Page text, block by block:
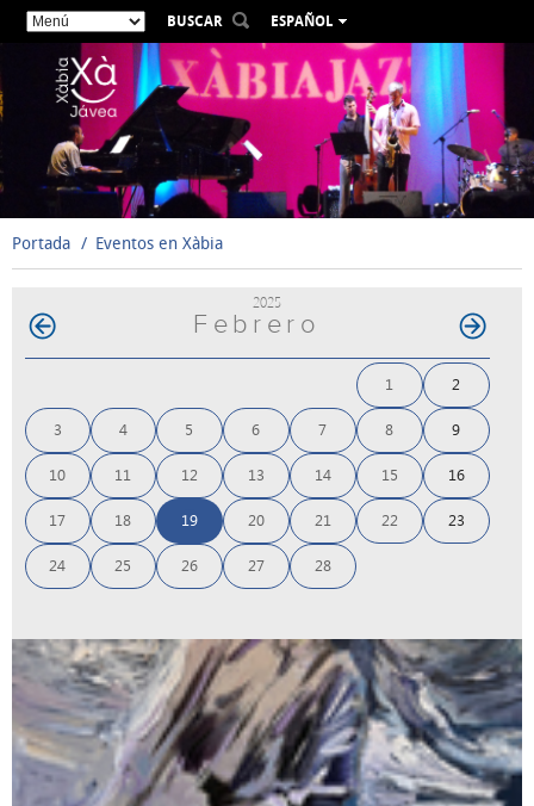
BUSCAR
ESPAÑOL
VALENCIÀ
ENGLISH
DEUTSCH
РУССКИЙ
Portada Eventos en Xàbia
2025
Febrero
1 2
3 4 5 6 7 8 9
10 11 12 13 14 15 16
17 18 19 20 21 22 23
24 25 26 27 28